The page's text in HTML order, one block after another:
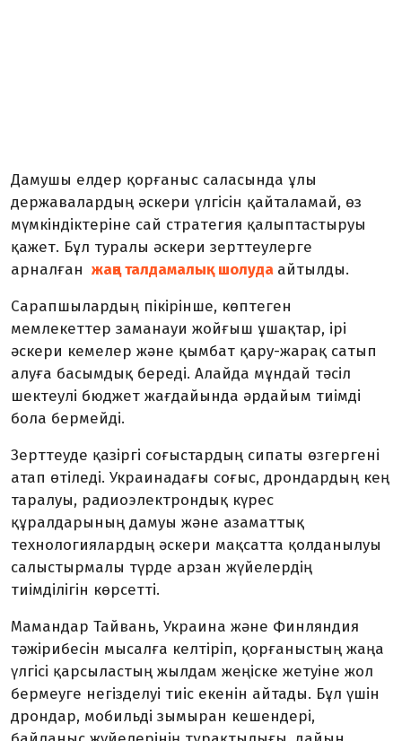
Дамушы елдер қорғаныс саласында ұлы
державалардың әскери үлгісін қайталамай, өз
мүмкіндіктеріне сай стратегия қалыптастыруы
қажет. Бұл туралы әскери зерттеулерге
арналған жаңа талдамалық шолуда айтылды.
Сарапшылардың пікірінше, көптеген
мемлекеттер заманауи жойғыш ұшақтар, ірі
әскери кемелер және қымбат қару-жарақ сатып
алуға басымдық береді. Алайда мұндай тәсіл
шектеулі бюджет жағдайында әрдайым тиімді
бола бермейді.
Зерттеуде қазіргі соғыстардың сипаты өзгергені
атап өтіледі. Украинадағы соғыс, дрондардың кең
таралуы, радиоэлектрондық күрес
құралдарының дамуы және азаматтық
технологиялардың әскери мақсатта қолданылуы
салыстырмалы түрде арзан жүйелердің
тиімділігін көрсетті.
Мамандар Тайвань, Украина және Финляндия
тәжірибесін мысалға келтіріп, қорғаныстың жаңа
үлгісі қарсыластың жылдам жеңіске жетуіне жол
бермеуге негізделуі тиіс екенін айтады. Бұл үшін
дрондар, мобильді зымыран кешендері,